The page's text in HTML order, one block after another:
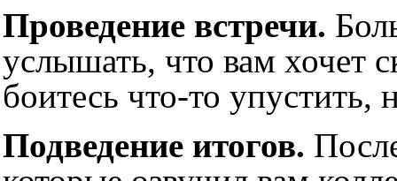
Проведение встречи.
услышать, что вам хочет
боитесь что-то упустить,
Подведение итогов.